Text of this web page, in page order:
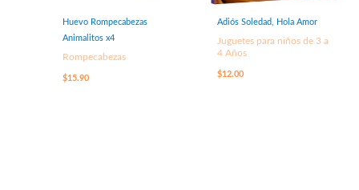
Huevo Rompecabezas
Animalitos x4
Rompecabezas
$15.90
Adiós Soledad, Hola Amor
Juguetes para niños de 3 a
4 Años
$12.00